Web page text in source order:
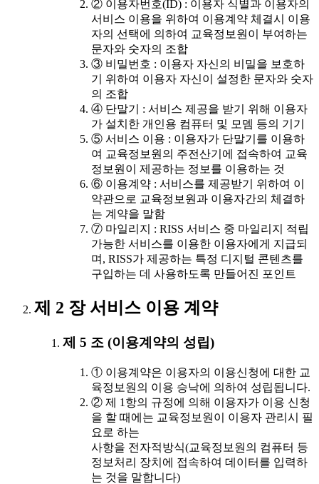
② 이용자번호(ID) : 이용자 식별과 이용자의
서비스 이용을 위하여 이용계약 체결시 이용
자의 선택에 의하여 교육정보원이 부여하는
문자와 숫자의 조합
③ 비밀번호 : 이용자 자신의 비밀을 보호하
기 위하여 이용자 자신이 설정한 문자와 숫자
의 조합
④ 단말기 : 서비스 제공을 받기 위해 이용자
가 설치한 개인용 컴퓨터 및 모뎀 등의 기기
⑤ 서비스 이용 : 이용자가 단말기를 이용하
여 교육정보원의 주전산기에 접속하여 교육
정보원이 제공하는 정보를 이용하는 것
⑥ 이용계약 : 서비스를 제공받기 위하여 이
약관으로 교육정보원과 이용자간의 체결하
는 계약을 말함
⑦ 마일리지 : RISS 서비스 중 마일리지 적립
가능한 서비스를 이용한 이용자에게 지급되
며, RISS가 제공하는 특정 디지털 콘텐츠를
구입하는 데 사용하도록 만들어진 포인트
제 2 장 서비스 이용 계약
제 5 조 (이용계약의 성립)
① 이용계약은 이용자의 이용신청에 대한 교
육정보원의 이용 승낙에 의하여 성립됩니다.
② 제 1항의 규정에 의해 이용자가 이용 신청
을 할 때에는 교육정보원이 이용자 관리시 필
요로 하는
사항을 전자적방식(교육정보원의 컴퓨터 등
정보처리 장치에 접속하여 데이터를 입력하
는 것을 말합니다)